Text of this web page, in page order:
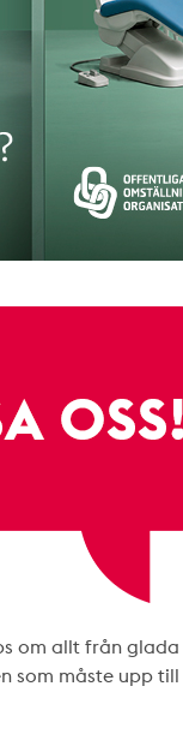
om allt från
som måste upp